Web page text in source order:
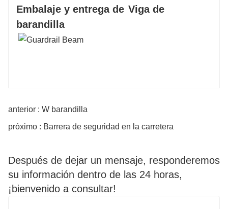
Embalaje y entrega de Viga de
barandilla
anterior : W barandilla
próximo : Barrera de seguridad en la carretera
Después de dejar un mensaje, responderemos
su información dentro de las 24 horas,
¡bienvenido a consultar!